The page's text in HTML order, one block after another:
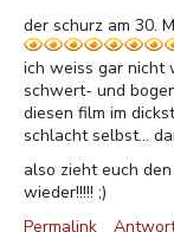
der schurz am 30.
ich weiss gar nicht
schwert- und
diesen film im
schlacht selbst...
also zieht euch
wieder!!!!! ;)
Permalink